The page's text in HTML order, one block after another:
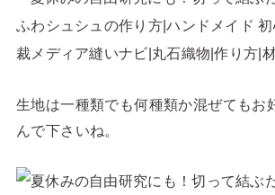
生地は一種類でも何種類か混ぜてもお
んで下さいね。